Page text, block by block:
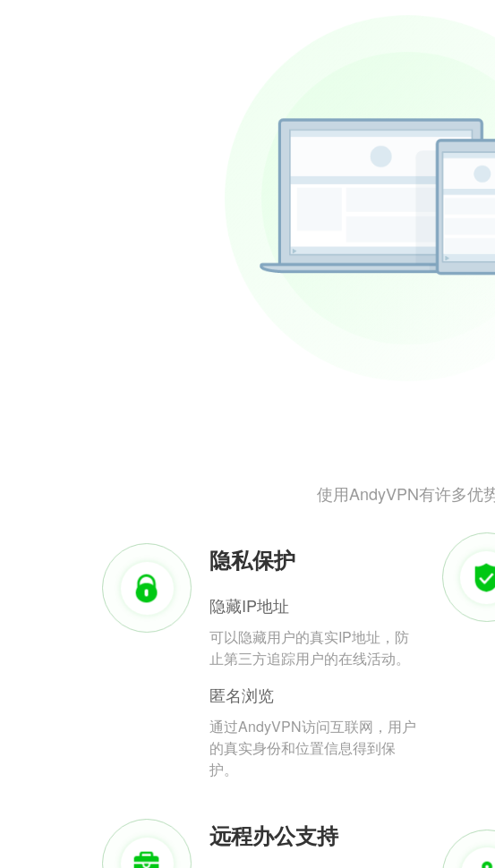
使用AndyVPN有许多优
隐私保护
隐藏IP地址
可以隐藏用户的真实IP地址，防
止第三方追踪用户的在线活动。
匿名浏览
通过AndyVPN访问互联网，用户
的真实身份和位置信息得到保
护。
远程办公支持